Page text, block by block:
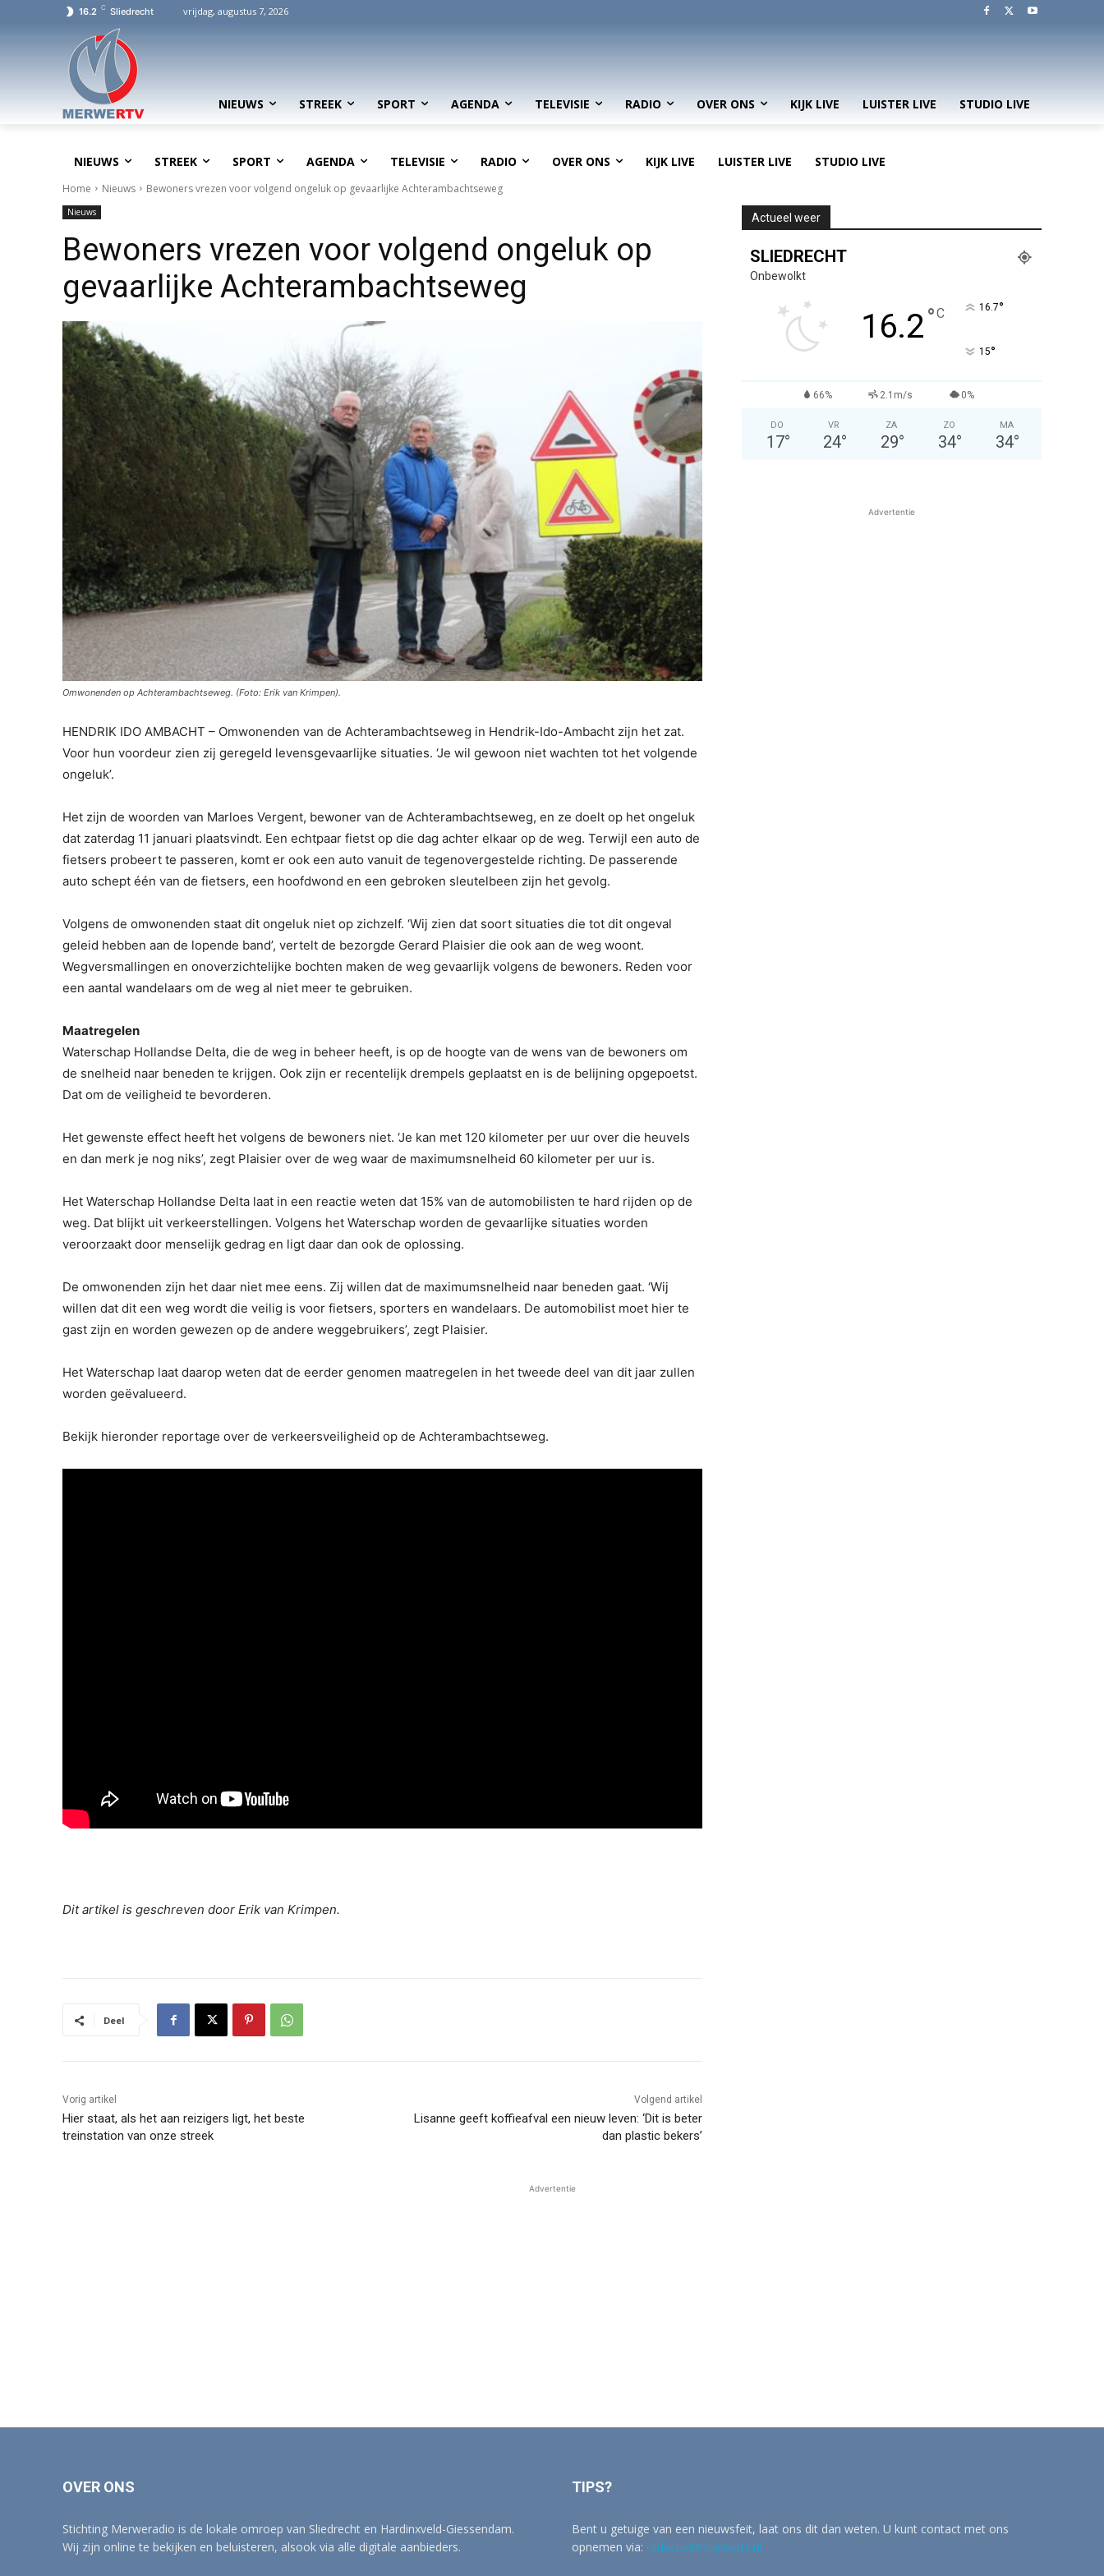
16.2 C Sliedrecht vrijdag, augustus 7, 2026
NIEUWS STREEK SPORT AGENDA TELEVISIE RADIO OVER ONS KIJK LIVE LUISTER LIVE STUDIO LIVE
NIEUWS STREEK SPORT AGENDA TELEVISIE RADIO OVER ONS KIJK LIVE LUISTER LIVE STUDIO LIVE
Home Nieuws Bewoners vrezen voor volgend ongeluk op gevaarlijke Achterambachtseweg
Nieuws
Bewoners vrezen voor volgend ongeluk op
gevaarlijke Achterambachtseweg
Omwonenden op Achterambachtseweg. (Foto: Erik van Krimpen).
HENDRIK IDO AMBACHT – Omwonenden van de Achterambachtseweg in Hendrik-Ido-Ambacht zijn het zat.
Voor hun voordeur zien zij geregeld levensgevaarlijke situaties. ‘Je wil gewoon niet wachten tot het volgende
ongeluk’.
Het zijn de woorden van Marloes Vergent, bewoner van de Achterambachtseweg, en ze doelt op het ongeluk
dat zaterdag 11 januari plaatsvindt. Een echtpaar fietst op die dag achter elkaar op de weg. Terwijl een auto de
fietsers probeert te passeren, komt er ook een auto vanuit de tegenovergestelde richting. De passerende
auto schept één van de fietsers, een hoofdwond en een gebroken sleutelbeen zijn het gevolg.
Volgens de omwonenden staat dit ongeluk niet op zichzelf. ‘Wij zien dat soort situaties die tot dit ongeval
geleid hebben aan de lopende band’, vertelt de bezorgde Gerard Plaisier die ook aan de weg woont.
Wegversmallingen en onoverzichtelijke bochten maken de weg gevaarlijk volgens de bewoners. Reden voor
een aantal wandelaars om de weg al niet meer te gebruiken.
Maatregelen
Waterschap Hollandse Delta, die de weg in beheer heeft, is op de hoogte van de wens van de bewoners om
de snelheid naar beneden te krijgen. Ook zijn er recentelijk drempels geplaatst en is de belijning opgepoetst.
Dat om de veiligheid te bevorderen.
Het gewenste effect heeft het volgens de bewoners niet. ‘Je kan met 120 kilometer per uur over die heuvels
en dan merk je nog niks’, zegt Plaisier over de weg waar de maximumsnelheid 60 kilometer per uur is.
Het Waterschap Hollandse Delta laat in een reactie weten dat 15% van de automobilisten te hard rijden op de
weg. Dat blijkt uit verkeerstellingen. Volgens het Waterschap worden de gevaarlijke situaties worden
veroorzaakt door menselijk gedrag en ligt daar dan ook de oplossing.
De omwonenden zijn het daar niet mee eens. Zij willen dat de maximumsnelheid naar beneden gaat. ‘Wij
willen dat dit een weg wordt die veilig is voor fietsers, sporters en wandelaars. De automobilist moet hier te
gast zijn en worden gewezen op de andere weggebruikers’, zegt Plaisier.
Het Waterschap laat daarop weten dat de eerder genomen maatregelen in het tweede deel van dit jaar zullen
worden geëvalueerd.
Bekijk hieronder reportage over de verkeersveiligheid op de Achterambachtseweg.
Dit artikel is geschreven door Erik van Krimpen.
Deel
Vorig artikel
Hier staat, als het aan reizigers ligt, het beste
treinstation van onze streek
Volgend artikel
Lisanne geeft koffieafval een nieuw leven: ‘Dit is beter
dan plastic bekers’
Actueel weer
SLIEDRECHT
Onbewolkt
16.2°C 16.7°
15°
66% 2.1m/s 0%
DO
17°
VR
24°
ZA
29°
ZO
34°
MA
34°
Advertentie
Advertentie
OVER ONS
Stichting Merweradio is de lokale omroep van Sliedrecht en Hardinxveld-Giessendam.
Wij zijn online te bekijken en beluisteren, alsook via alle digitale aanbieders.
TIPS?
Bent u getuige van een nieuwsfeit, laat ons dit dan weten. U kunt contact met ons
opnemen via: redactie@merwertv.nl